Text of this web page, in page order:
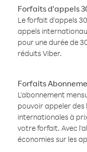
Forfaits d'appels
Le forfait d'appels
appels
pour une durée de
réduits Viber.
Forfaits
L'abonnement
pouvoir appeler des
internationales à
votre forfait. Avec
économies sur les